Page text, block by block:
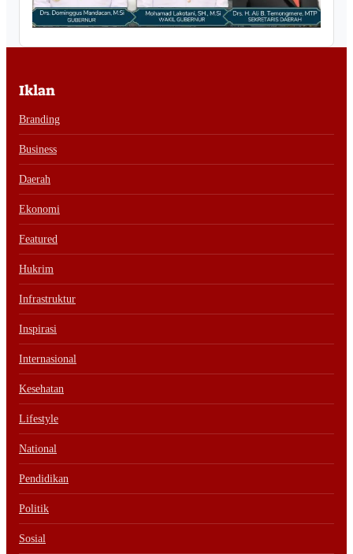
Iklan
Branding
Business
Daerah
Ekonomi
Featured
Hukrim
Infrastruktur
Inspirasi
Internasional
Kesehatan
Lifestyle
National
Pendidikan
Politik
Sosial